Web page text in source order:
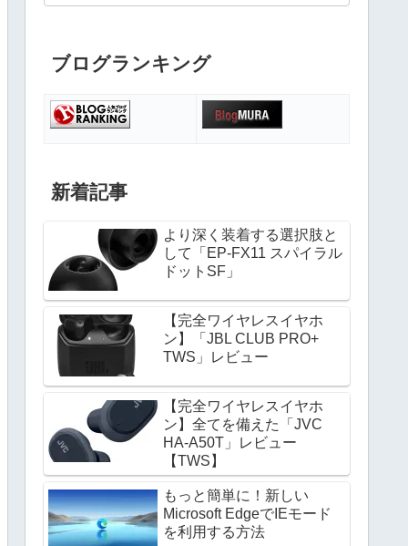
ブログランキング
新着記事
より深く装着する選択肢と
して「EP-FX11 スパイラル
ドットSF」
【完全ワイヤレスイヤホ
ン】「JBL CLUB PRO+
TWS」レビュー
【完全ワイヤレスイヤホ
ン】全てを備えた「JVC
HA-A50T」レビュー
【TWS】
もっと簡単に！新しい
Microsoft EdgeでIEモード
を利用する方法